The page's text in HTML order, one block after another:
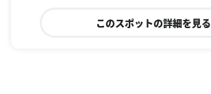
このスポットの詳細を見る